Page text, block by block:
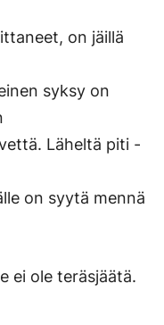
on jäillä
syksy on
Läheltä piti -
on syytä mennä
ei ole teräsjäätä.